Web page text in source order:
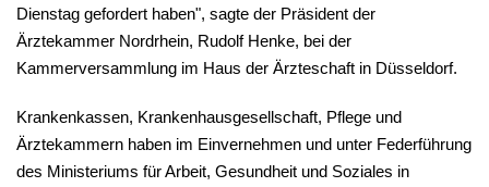
Dienstag gefordert haben", sagte der Präsident der
Ärztekammer Nordrhein, Rudolf Henke, bei der
Kammerversammlung im Haus der Ärzteschaft in Düsseldorf.
Krankenkassen, Krankenhausgesellschaft, Pflege und
Ärztekammern haben im Einvernehmen und unter Federführung
des Ministeriums für Arbeit, Gesundheit und Soziales in